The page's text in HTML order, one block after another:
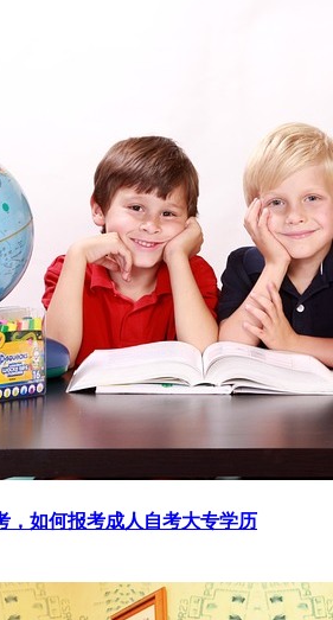
，如何报考成人自考大专学历